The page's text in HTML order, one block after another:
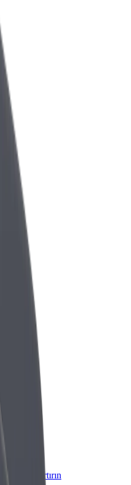
alın
satışları artırın